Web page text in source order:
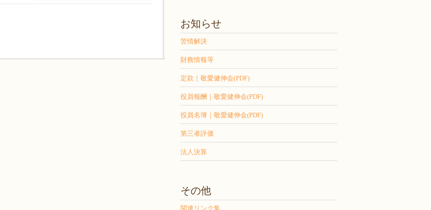
お知らせ
苦情解決
財務情報等
定款｜敬愛健伸会(PDF)
役員報酬｜敬愛健伸会(PDF)
役員名簿｜敬愛健伸会(PDF)
第三者評価
法人決算
その他
関連リンク集